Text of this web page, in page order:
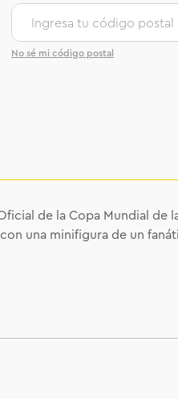
No sé mi código postal
de la Copa Mundial de
una minifigura de un